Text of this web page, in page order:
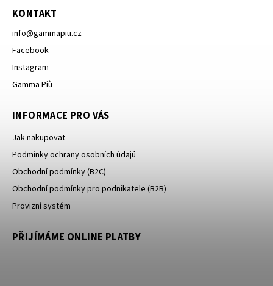
KONTAKT
info@gammapiu.cz
Facebook
Instagram
Gamma Più
INFORMACE PRO VÁS
Jak nakupovat
Podmínky ochrany osobních údajů
Obchodní podmínky (B2C)
Obchodní podmínky pro podnikatele (B2B)
Provizní systém
PŘIJÍMÁME ONLINE PLATBY